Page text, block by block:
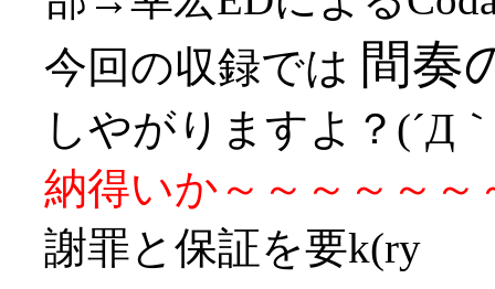
今回の収録では 間奏
しやがりますよ？(´Д
納得いか～～～～～～
謝罪と保証を要k(ry